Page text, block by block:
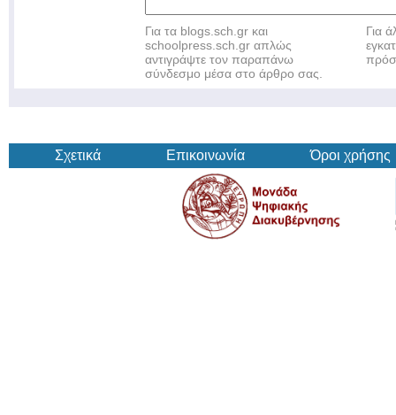
Για τα blogs.sch.gr και
schoolpress.sch.gr απλώς
αντιγράψτε τον παραπάνω
σύνδεσμο μέσα στο άρθρο σας.
Για
Σχετικά Επικοινωνία Όροι χρήσης